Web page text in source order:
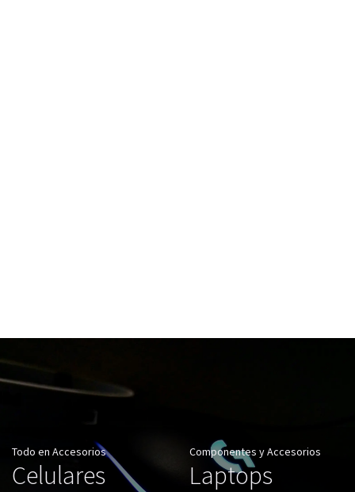
Todo en Accesorios
Celulares
Componentes y Accesorios
Laptops